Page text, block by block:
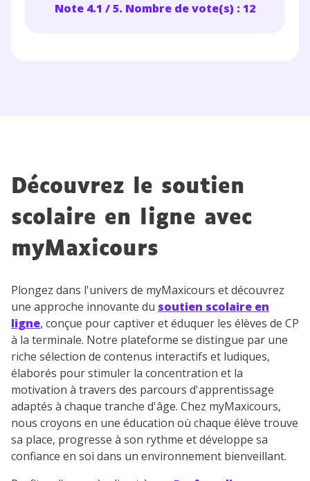
Note 4.1 / 5. Nombre de vote(s) : 12
Découvrez le soutien
scolaire en ligne avec
myMaxicours
Plongez dans l'univers de myMaxicours et découvrez
une approche innovante du soutien scolaire en
ligne, conçue pour captiver et éduquer les élèves de CP
à la terminale. Notre plateforme se distingue par une
riche sélection de contenus interactifs et ludiques,
élaborés pour stimuler la concentration et la
motivation à travers des parcours d'apprentissage
adaptés à chaque tranche d'âge. Chez myMaxicours,
nous croyons en une éducation où chaque élève trouve
sa place, progresse à son rythme et développe sa
confiance en soi dans un environnement bienveillant.